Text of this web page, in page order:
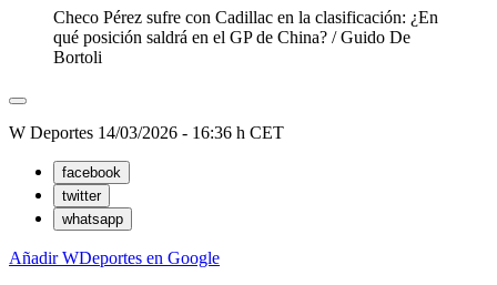
Checo Pérez sufre con Cadillac en la clasificación: ¿En
qué posición saldrá en el GP de China? /Guido De
Bortoli
W Deportes 14/03/2026 - 16:36 h CET
facebook
twitter
whatsapp
Añadir WDeportes en Google